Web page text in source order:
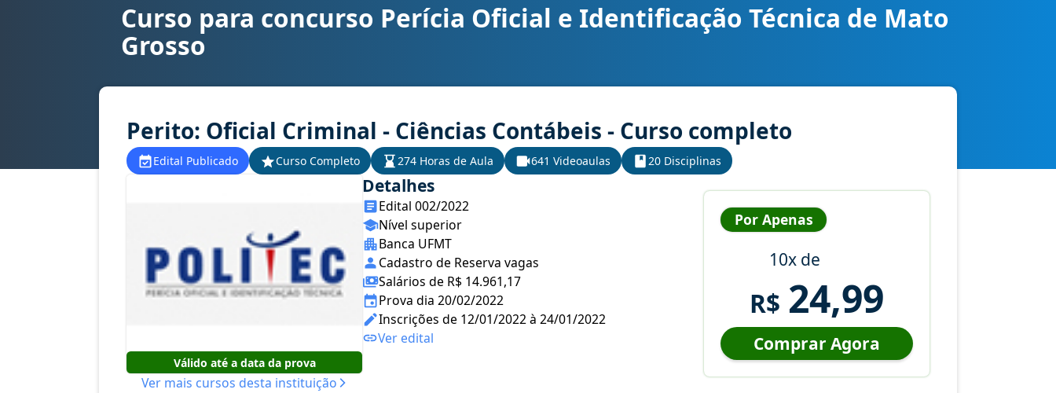
Curso para concurso POLITEC MT - Perícia Oficial e Identificação Técnica de Mato Grosso cargo Perito: Oficial Criminal - Ciências Contábeis - Curso completo
Curso para concurso Perícia Oficial e Identificação Técnica de Mato
Grosso
Perito: Oficial Criminal - Ciências Contábeis - Curso completo
Edital Publicado Curso Completo 274 Horas de Aula 641 Videoaulas 20 Disciplinas
Válido até a data da prova
Ver mais cursos desta instituição
Detalhes
Edital 002/2022
Nível superior
Banca UFMT
Cadastro de Reserva vagas
Salários de R$ 14.961,17
Prova dia 20/02/2022
Inscrições de 12/01/2022 à 24/01/2022
Ver edital
Por Apenas
10x de
R$ 24,99
Comprar Agora